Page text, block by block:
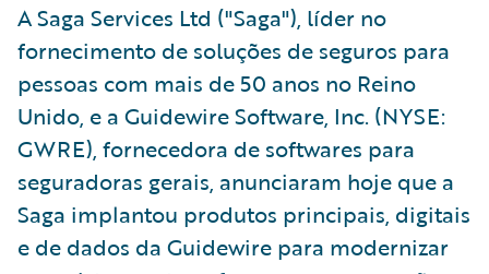
A Saga Services Ltd ("Saga"), líder no
fornecimento de soluções de seguros para
pessoas com mais de 50 anos no Reino
Unido, e a Guidewire Software, Inc. (NYSE:
GWRE), fornecedora de softwares para
seguradoras gerais, anunciaram hoje que a
Saga implantou produtos principais, digitais
e de dados da Guidewire para modernizar